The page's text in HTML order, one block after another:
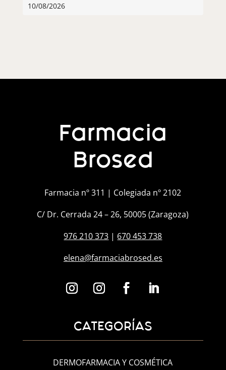
10/08/2026
Farmacia
Brosed
Farmacia nº 311 | Colegiada nº 2102
C/ Dr. Cerrada 24 – 26, 50005 (Zaragoza)
976 210 373 | 670 453 738
elena@farmaciabrosed.es
CATEGORÍAS
DERMOFARMACIA Y COSMÉTICA